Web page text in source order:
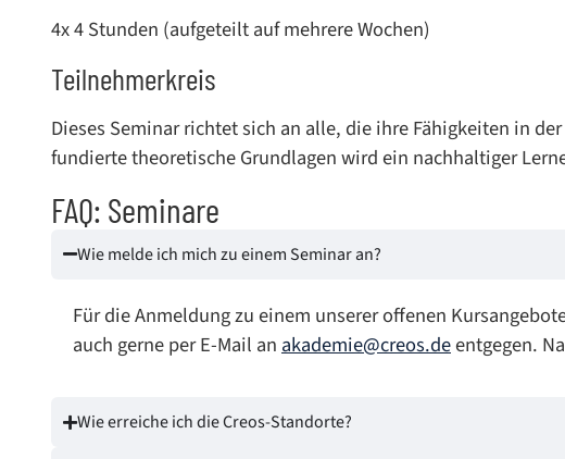
4x 4 Stunden (aufgeteilt auf mehrere Wochen)
Teilnehmerkreis
Dieses Seminar richtet sich an alle, die ihre Fähigkeiten in
fundierte theoretische Grundlagen wird ein nachhaltiger
FAQ: Seminare
Wie melde ich mich zu einem Seminar an?
Für die Anmeldung zu einem unserer offenen
auch gerne per E-Mail an akademie@creos.deentgegen.
Wie erreiche ich die Creos-Standorte?